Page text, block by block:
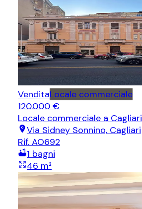
VenditaLocale commerciale
120.000 €
Locale commerciale a Cagliari
Via Sidney Sonnino, Cagliari
Rif. AO692
1 bagni
46 m²